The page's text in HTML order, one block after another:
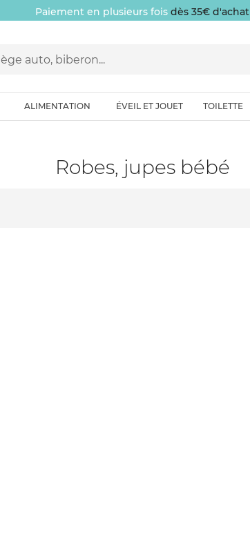
Paiement en plusieurs fois dès 35€ d'achat
ALIMENTATION ÉVEIL ET JOUET TOILETTE
Robes, jupes bébé